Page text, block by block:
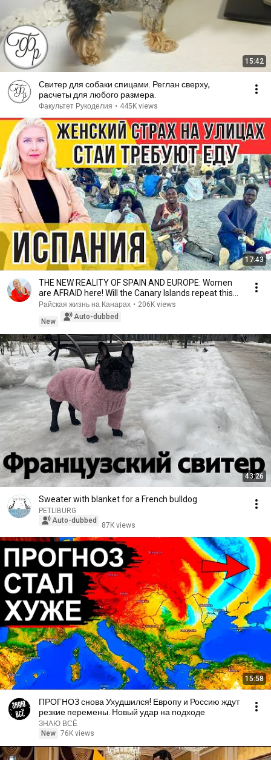
15:42
Свитер для собаки спицами. Реглан сверху,
расчеты для любого размера.
Факультет Рукоделия • 445K views
17:43
THE NEW REALITY OF SPAIN AND EUROPE: Women
are AFRAID here! Will the Canary Islands repeat this
n...
Райская жизнь на Канарах • 206K views
New
Auto-dubbed
43:26
Sweater with blanket for a French bulldog
PETLIBURG
Auto-dubbed
87K views
15:58
ПРОГНОЗ снова Ухудшился! Европу и Россию ждут
резкие перемены. Новый удар на подходе
ЗНАЮ ВСЁ
New 76K views